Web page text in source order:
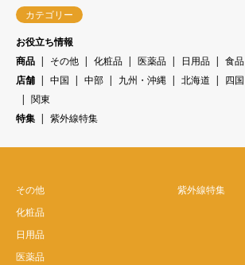
カテゴリー
お役立ち情報
商品
その他 化粧品 医薬品 日用品
食品
店舗
中国 中部 九州・沖縄 北海道 四国
関東
特集
紫外線特集
その他
化粧品
日用品
医薬品
紫外線特集